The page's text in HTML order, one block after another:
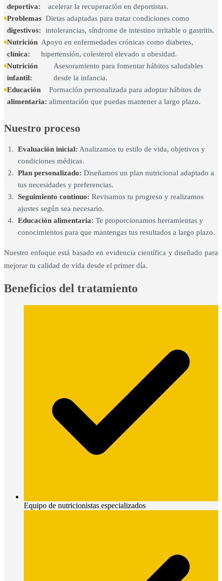
deportiva:
acelerar la recuperación en deportistas.
Problemas
digestivos:
Dietas adaptadas para tratar condiciones como
intolerancias, síndrome de intestino irritable o gastritis.
Nutrición
clínica:
Apoyo en enfermedades crónicas como diabetes,
hipertensión, colesterol elevado u obesidad.
Nutrición
infantil:
Asesoramiento para fomentar hábitos saludables
desde la infancia.
Educación
alimentaria:
Formación personalizada para adoptar hábitos de
alimentación que puedas mantener a largo plazo.
Nuestro proceso
Evaluación inicial: Analizamos tu estilo de vida, objetivos y
condiciones médicas.
Plan personalizado: Diseñamos un plan nutricional adaptado a
tus necesidades y preferencias.
Seguimiento continuo: Revisamos tu progreso y realizamos
ajustes según sea necesario.
Educación alimentaria: Te proporcionamos herramientas y
conocimientos para que mantengas tus resultados a largo plazo.
Nuestro enfoque está basado en evidencia científica y diseñado para
mejorar tu calidad de vida desde el primer día.
Beneficios del tratamiento
Equipo de nutricionistas especializados